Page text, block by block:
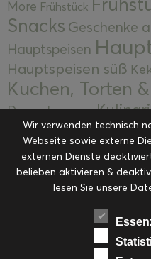
More Frühstück
Snacks Geschenke
Hauptspeisen
Hauptspeisen süß
Kuchen, Torten
Desserts
Eingemachtes Ohne
RezepteSaisonal
Suppen, Salate &
Vorspeisen,
Weihnachten
Wir verwenden technisch
Webseite sowie externe
externen Dienste
belieben aktivieren &
lesen Sie unsere